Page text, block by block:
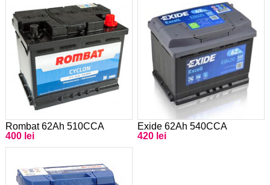
Rombat 62Ah 510CCA
400 lei
Exide 62Ah 540CCA
420 lei